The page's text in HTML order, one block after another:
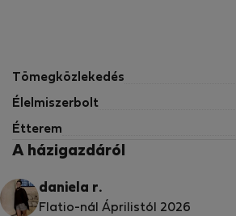
Tömegközlekedés
Élelmiszerbolt
Étterem
A házigazdáról
daniela r.
Flatio-nál Áprilistól 2026